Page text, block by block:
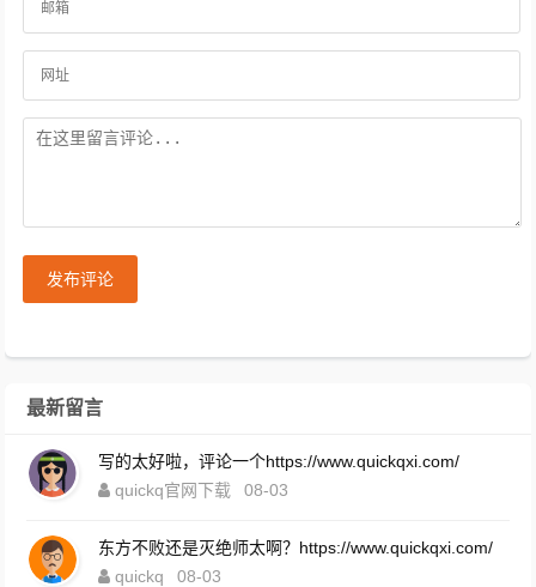
发布评论
最新留言
写的太好啦，评论一个https://www.quickqxi.com/
quickq官网下载
08-03
东方不败还是灭绝师太啊？https://www.quickqxi.com/
quickq
08-03